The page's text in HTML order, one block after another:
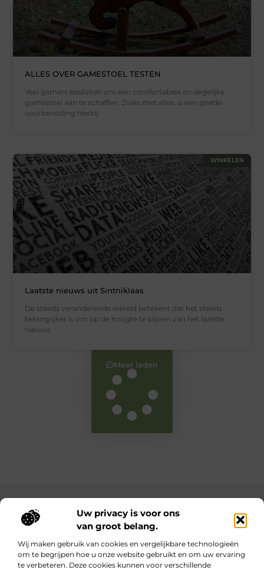
Uw privacy is voor ons
van groot belang.
Wij maken gebruik van cookies en vergelijkbare technologieën
om te begrijpen hoe u onze website gebruikt en om uw ervaring
te verbeteren. Deze cookies kunnen voor verschillende
ALLES OVER GAMESTOEL TESTEN
Veel gamers besluiten om een comfortabele en degelijke
gamestoel aan te schaffen. Zoals met alles, is een goede
voorbereiding hierbij
WINKELEN
Laatste nieuws uit Sintniklaas
De steeds veranderende wereld betekent dat het steeds
belangrijker is om op de hoogte te blijven van het laatste
nieuws
Meer laden
Main Links
Bekende Nederlanders